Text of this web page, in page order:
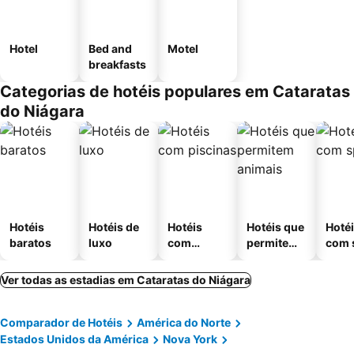
Hotel
Bed and
breakfasts
Motel
Categorias de hotéis populares em Cataratas
do Niágara
Hotéis
baratos
Hotéis de
luxo
Hotéis
com
Hotéis que
permitem
com
Ver todas as estadias em Cataratas do Niágara
Comparador de Hotéis
América do Norte
Estados Unidos da América
Nova York